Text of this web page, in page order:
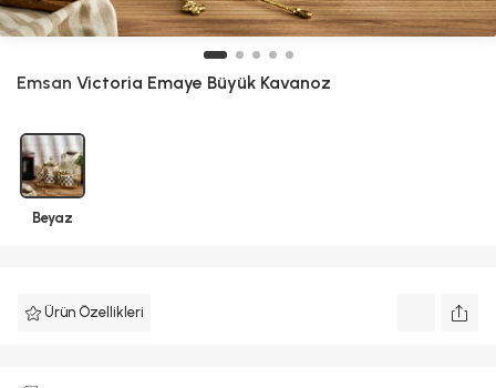
Emsan Victoria Emaye Büyük Kavanoz
Beyaz
Ürün Özellikleri